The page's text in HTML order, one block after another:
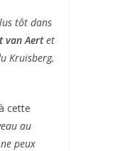
tôt dans
van Aertet
Kruisberg,
cette
au
peux